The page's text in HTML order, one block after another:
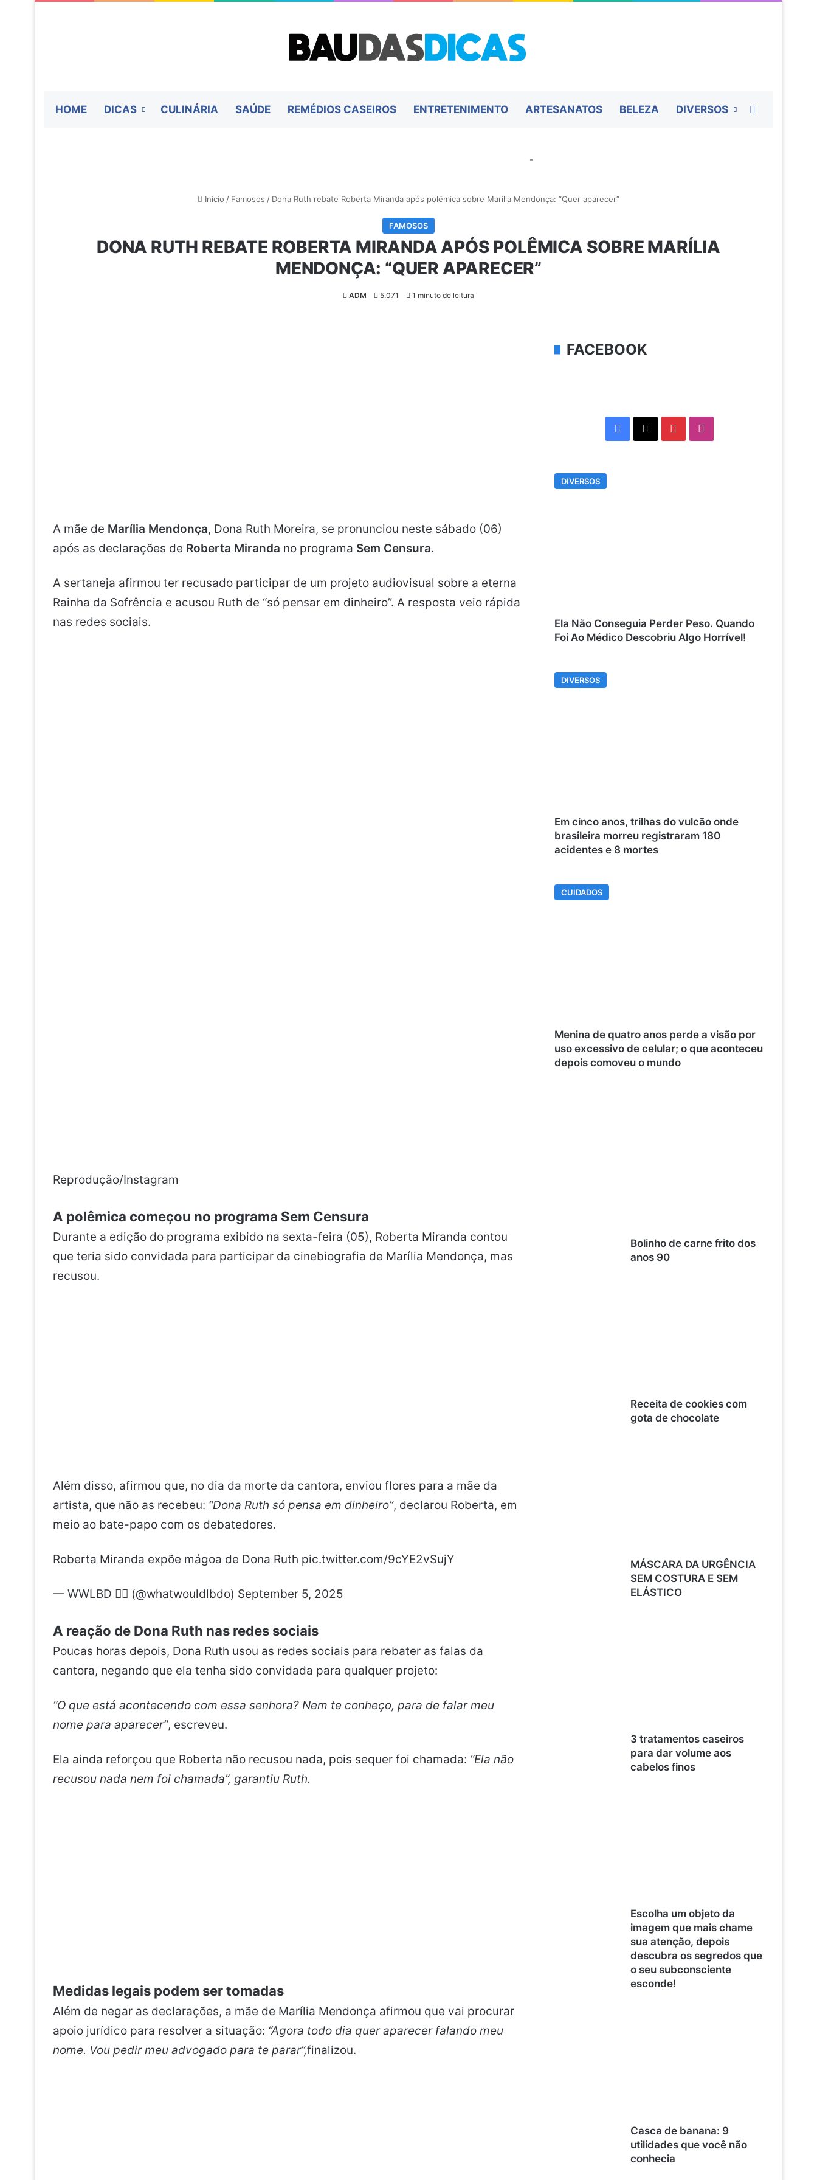
HOME DICAS CULINÁRIA SAÚDE REMÉDIOS CASEIROS ENTRETENIMENTO ARTESANATOS BELEZA DIVERSOS
-
Início / Famosos / Dona Ruth rebate Roberta Miranda após polêmica sobre Marília Mendonça: “Quer aparecer”
FAMOSOS
DONA RUTH REBATE ROBERTA MIRANDA APÓS POLÊMICA SOBRE MARÍLIA
MENDONÇA: “QUER APARECER”
ADM 5.071 1 minuto de leitura
A mãe de Marília Mendonça, Dona Ruth Moreira, se pronunciou neste sábado (06)
após as declarações de Roberta Miranda no programa Sem Censura.
A sertaneja afirmou ter recusado participar de um projeto audiovisual sobre a eterna
Rainha da Sofrência e acusou Ruth de “só pensar em dinheiro”. A resposta veio rápida
nas redes sociais.
Reprodução/Instagram
A polêmica começou no programa Sem Censura
Durante a edição do programa exibido na sexta-feira (05), Roberta Miranda contou
que teria sido convidada para participar da cinebiografia de Marília Mendonça, mas
recusou.
Além disso, afirmou que, no dia da morte da cantora, enviou flores para a mãe da
artista, que não as recebeu: “Dona Ruth só pensa em dinheiro”, declarou Roberta, em
meio ao bate-papo com os debatedores.
Roberta Miranda expõe mágoa de Dona Ruth pic.twitter.com/9cYE2vSujY
— WWLBD ✌🏻 (@whatwouldlbdo) September 5, 2025
A reação de Dona Ruth nas redes sociais
Poucas horas depois, Dona Ruth usou as redes sociais para rebater as falas da
cantora, negando que ela tenha sido convidada para qualquer projeto:
“O que está acontecendo com essa senhora? Nem te conheço, para de falar meu
nome para aparecer”, escreveu.
Ela ainda reforçou que Roberta não recusou nada, pois sequer foi chamada: “Ela não
recusou nada nem foi chamada”, garantiu Ruth.
Medidas legais podem ser tomadas
Além de negar as declarações, a mãe de Marília Mendonça afirmou que vai procurar
apoio jurídico para resolver a situação: “Agora todo dia quer aparecer falando meu
nome. Vou pedir meu advogado para te parar”,finalizou.
FACEBOOK
Facebook Pinterest
DIVERSOS
Ela Não Conseguia Perder Peso. Quando
Foi Ao Médico Descobriu Algo Horrível!
DIVERSOS
Em cinco anos, trilhas do vulcão onde
brasileira morreu registraram 180
acidentes e 8 mortes
CUIDADOS
Menina de quatro anos perde a visão por
uso excessivo de celular; o que aconteceu
depois comoveu o mundo
Bolinho de carne frito dos
anos 90
Receita de cookies com
gota de chocolate
MÁSCARA DA URGÊNCIA
SEM COSTURA E SEM
ELÁSTICO
3 tratamentos caseiros
para dar volume aos
cabelos finos
Escolha um objeto da
imagem que mais chame
sua atenção, depois
descubra os segredos que
o seu subconsciente
esconde!
Casca de banana: 9
utilidades que você não
conhecia